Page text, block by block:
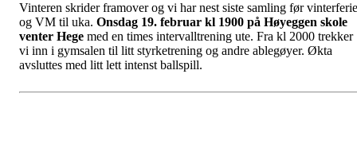
Vinteren skrider framover og vi har nest siste samling før vinterferie
og VM til uka. Onsdag 19. februar kl 1900 på Høyeggen skole
venter Hege med en times intervalltrening ute. Fra kl 2000 trekker
vi inn i gymsalen til litt styrketrening og andre ablegøyer. Økta
avsluttes med litt lett intenst ballspill.